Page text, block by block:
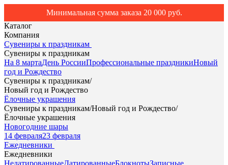
Минимальная сумма заказа 20 000 руб.
Каталог
Компания
Сувениры к праздникам
Сувениры к праздникам
На 8 мартаДень РоссииПрофессиональные праздникиНовый
год и Рождество
Сувениры к праздникам/
Новый год и Рождество
Ёлочные украшения
Сувениры к праздникам/Новый год и Рождество/
Ёлочные украшения
Новогодние шары
14 февраля23 февраля
Ежедневники
Ежедневники
НедатированныеДатированныеБлокнотыЗаписные